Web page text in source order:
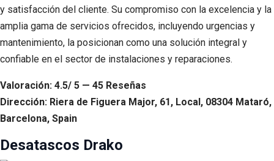
y satisfacción del cliente. Su compromiso con la excelencia y la
amplia gama de servicios ofrecidos, incluyendo urgencias y
mantenimiento, la posicionan como una solución integral y
confiable en el sector de instalaciones y reparaciones.
Valoración: 4.5/ 5 — 45 Reseñas
Dirección: Riera de Figuera Major, 61, Local, 08304 Mataró,
Barcelona, Spain
Desatascos Drako